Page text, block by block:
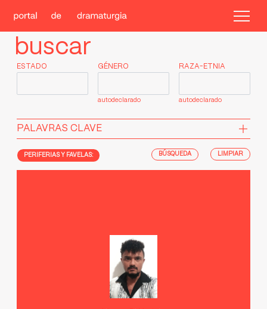
buscar
ESTADO GÉNERO
autodeclarado
RAZA-ETNIA
autodeclarado
PALAVRAS CLAVE
PERIFERIAS Y FAVELAS: LIMPIAR